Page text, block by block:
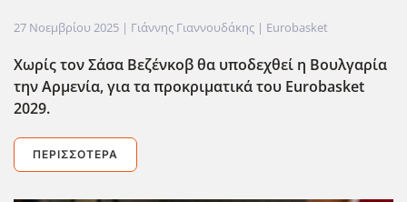
27 Νοεμβρίου 2025 | Γιάννης Γιαννουδάκης | Eurobasket
Χωρίς τον Σάσα Βεζένκοβ θα υποδεχθεί η Βουλγαρία
την Αρμενία, για τα προκριματικά του Eurobasket
2029.
ΠΕΡΙΣΣΌΤΕΡΑ